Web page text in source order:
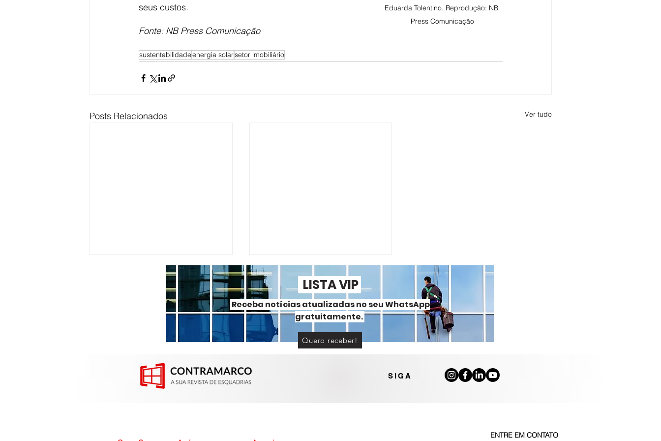
Eduarda Tolentino. Reprodução: NB
Press Comunicação
seus custos.
Fonte: NB Press Comunicação
sustentabilidadeenergia solarsetor imobiliário
Posts Relacionados Ver tudo
Construsul em Porto Alegre
Portas e janelas de alumínio
LISTA VIP
Receba notícias atualizadas no seu WhatsApp
gratuitamente.
Quero receber!
SIGA
ENTRE EM CONTATO